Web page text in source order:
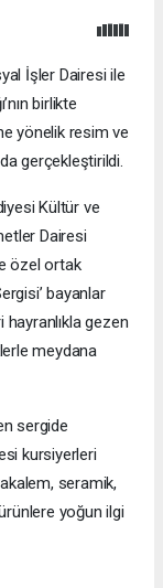
İşler Dairesi ile
birlikte
yönelik resim ve
gerçekleştirildi.
Kültür ve
Dairesi
özel ortak
bayanlar
gezen
meydana
sergide
kursiyerleri
seramik,
yoğun ilgi